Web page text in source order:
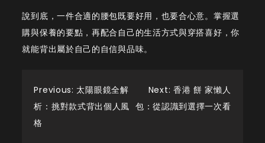
說到底，一件合適的腰包既要好用，也要合心意。掌握選
購與保養的要點，再配合自己的生活方式與穿搭喜好，你
就能背出屬於自己的自信與品味。
Post
navigation
Previous: 太陽眼鏡全解
析：挑對款式背出個人風
格
Next: 香港 餅 家懶人
包：從認識到選擇一次看